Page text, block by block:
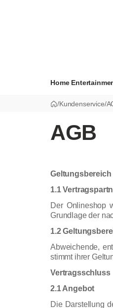
Home
/Kundenservice/
AGB
Geltungsbereich
1.1
Der Onlineshop
Grundlage der
1.2
Abweichende,
stimmt ihrer
Vertragsschluss
2.1 Angebot
Die Darstellung